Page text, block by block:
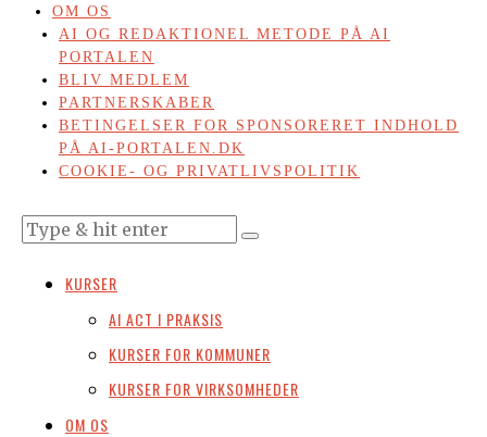
OM OS
AI OG REDAKTIONEL METODE PÅ AI
PORTALEN
BLIV MEDLEM
PARTNERSKABER
BETINGELSER FOR SPONSORERET INDHOLD
PÅ AI-PORTALEN.DK
COOKIE- OG PRIVATLIVSPOLITIK
KURSER
AI ACT I PRAKSIS
KURSER FOR KOMMUNER
KURSER FOR VIRKSOMHEDER
OM OS